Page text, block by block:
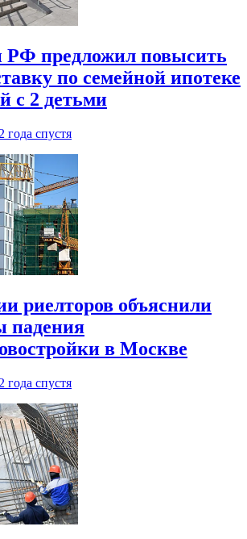
предложил повысить
по семейной ипотеке
с 2 детьми
2 года спустя
риелторов объяснили
падения
в Москве
2 года спустя